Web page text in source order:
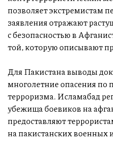
позволяет экстремистам
заявления отражают
с безопасностью в
той, которую описывают
Для Пакистана выводы
многолетние опасения по
терроризма. Исламабад
убежища боевиков на
предоставляют
на пакистанских